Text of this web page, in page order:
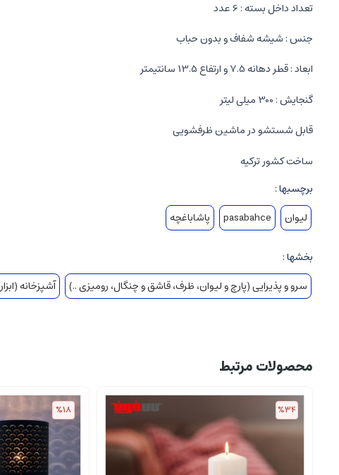
تعداد داخل بسته : 6 عدد
جنس : شیشه شفاف و بدون حباب
ابعاد : قطر دهانه 7.5 و ارتفاع 13.5 سانتیمتر
گنجایش : 300 میلی لیتر
قابل شستشو در ماشین ظرفشویی
ساخت کشور ترکیه
برچسبها :
لیوان
pasabahce پاشاباغچه
بخشها :
سرو و پذیرایی (پارچ و لیوان، ظرف، قاشق و چنگال، رومیزی ..)
آشپزخانه
محصولات مرتبط
%34
%18